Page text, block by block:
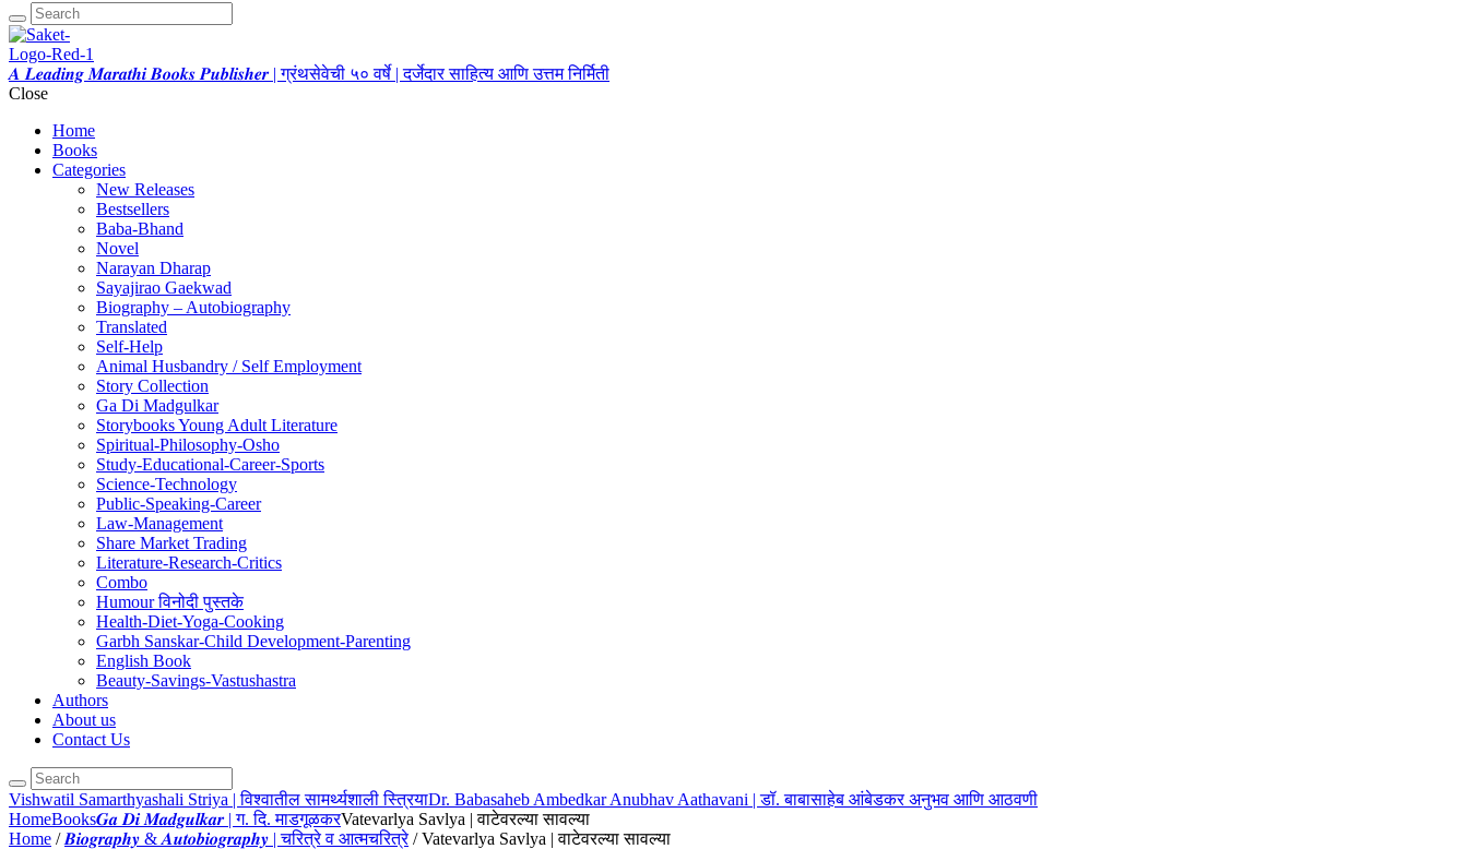
𝑨 𝑳𝒆𝒂𝒅𝒊𝒏𝒈 𝑴𝒂𝒓𝒂𝒕𝒉𝒊 𝑩𝒐𝒐𝒌𝒔 𝑷𝒖𝒃𝒍𝒊𝒔𝒉𝒆𝒓 | ग्रंथसेवेची ५० वर्षे | दर्जेदार साहित्य आणि उत्तम निर्मिती
Close
Home
Books
Categories
New Releases
Bestsellers
Baba-Bhand
Novel
Narayan Dharap
Sayajirao Gaekwad
Biography – Autobiography
Translated
Self-Help
Animal Husbandry / Self Employment
Story Collection
Ga Di Madgulkar
Storybooks Young Adult Literature
Spiritual-Philosophy-Osho
Study-Educational-Career-Sports
Science-Technology
Public-Speaking-Career
Law-Management
Share Market Trading
Literature-Research-Critics
Combo
Humour विनोदी पुस्तके
Health-Diet-Yoga-Cooking
Garbh Sanskar-Child Development-Parenting
English Book
Beauty-Savings-Vastushastra
Authors
About us
Contact Us
Vishwatil Samarthyashali Striya | विश्वातील सामर्थ्यशाली स्त्रियाDr. Babasaheb Ambedkar Anubhav Aathavani | डॉ. बाबासाहेब आंबेडकर अनुभव आणि आठवणी
HomeBooks𝑮𝒂 𝑫𝒊 𝑴𝒂𝒅𝒈𝒖𝒍𝒌𝒂𝒓 | ग. दि. माडगूळकरVatevarlya Savlya | वाटेवरल्या सावल्या
Home /𝑩𝒊𝒐𝒈𝒓𝒂𝒑𝒉𝒚 & 𝑨𝒖𝒕𝒐𝒃𝒊𝒐𝒈𝒓𝒂𝒑𝒉𝒚 | चरित्रे व आत्मचरित्रे/ Vatevarlya Savlya | वाटेवरल्या सावल्या